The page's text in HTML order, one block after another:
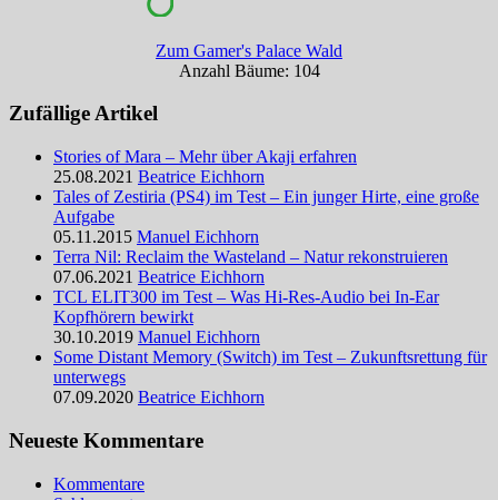
Zum Gamer's Palace Wald
Anzahl Bäume: 104
Zufällige Artikel
Stories of Mara – Mehr über Akaji erfahren
25.08.2021 Beatrice Eichhorn
Tales of Zestiria (PS4) im Test – Ein junger Hirte, eine große
Aufgabe
05.11.2015 Manuel Eichhorn
Terra Nil: Reclaim the Wasteland – Natur rekonstruieren
07.06.2021 Beatrice Eichhorn
TCL ELIT300 im Test – Was Hi-Res-Audio bei In-Ear
Kopfhörern bewirkt
30.10.2019 Manuel Eichhorn
Some Distant Memory (Switch) im Test – Zukunftsrettung für
unterwegs
07.09.2020 Beatrice Eichhorn
Neueste Kommentare
Kommentare